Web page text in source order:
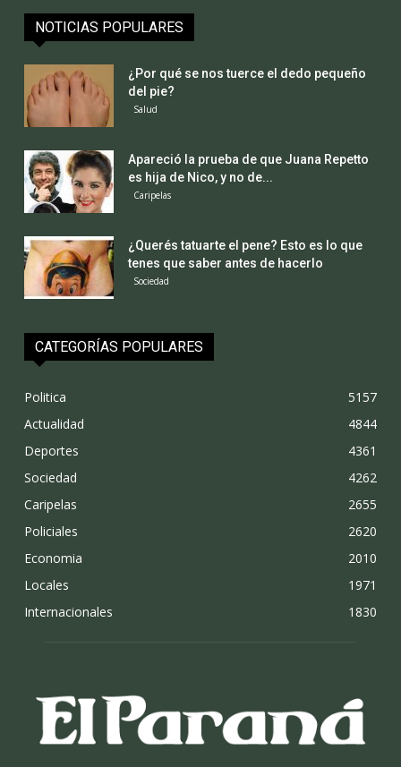
NOTICIAS POPULARES
¿Por qué se nos tuerce el dedo pequeño
del pie?
Salud
Apareció la prueba de que Juana Repetto
es hija de Nico, y no de...
Caripelas
¿Querés tatuarte el pene? Esto es lo que
tenes que saber antes de hacerlo
Sociedad
CATEGORÍAS POPULARES
Politica
5157
Actualidad
4844
Deportes
4361
Sociedad
4262
Caripelas
2655
Policiales
2620
Economia
2010
Locales
1971
Internacionales
1830